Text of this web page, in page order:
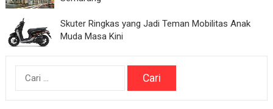
Skuter Ringkas yang Jadi Teman Mobilitas Anak
Muda Masa Kini
Cari